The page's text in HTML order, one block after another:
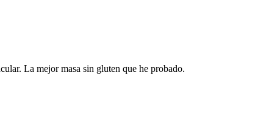
La mejor masa sin gluten que he probado.